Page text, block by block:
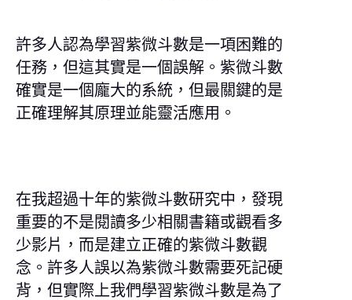
許多人認為學習紫微斗數是一項困難的
任務，但這其實是一個誤解。紫微斗數
確實是一個龐大的系統，但最關鍵的是
正確理解其原理並能靈活應用。
在我超過十年的紫微斗數研究中，發現
重要的不是閱讀多少相關書籍或觀看多
少影片，而是建立正確的紫微斗數觀
念。許多人誤以為紫微斗數需要死記硬
背，但實際上我們學習紫微斗數是為了